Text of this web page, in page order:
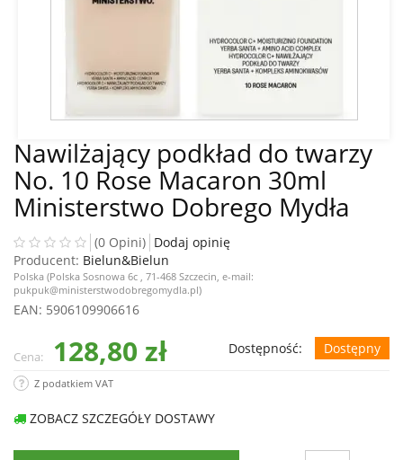
Nawilżający podkład do twarzy
No. 10 Rose Macaron 30ml
Ministerstwo Dobrego Mydła
(0 Opini) Dodaj opinię
Producent: Bielun&Bielun
Polska (Polska Sosnowa 6c , 71-468 Szczecin, e-mail:
pukpuk@ministerstwodobregomydla.pl)
EAN: 5906109906616
Cena: 128,80 zł Dostępność: Dostępny
Z podatkiem VAT
ZOBACZ SZCZEGÓŁY DOSTAWY